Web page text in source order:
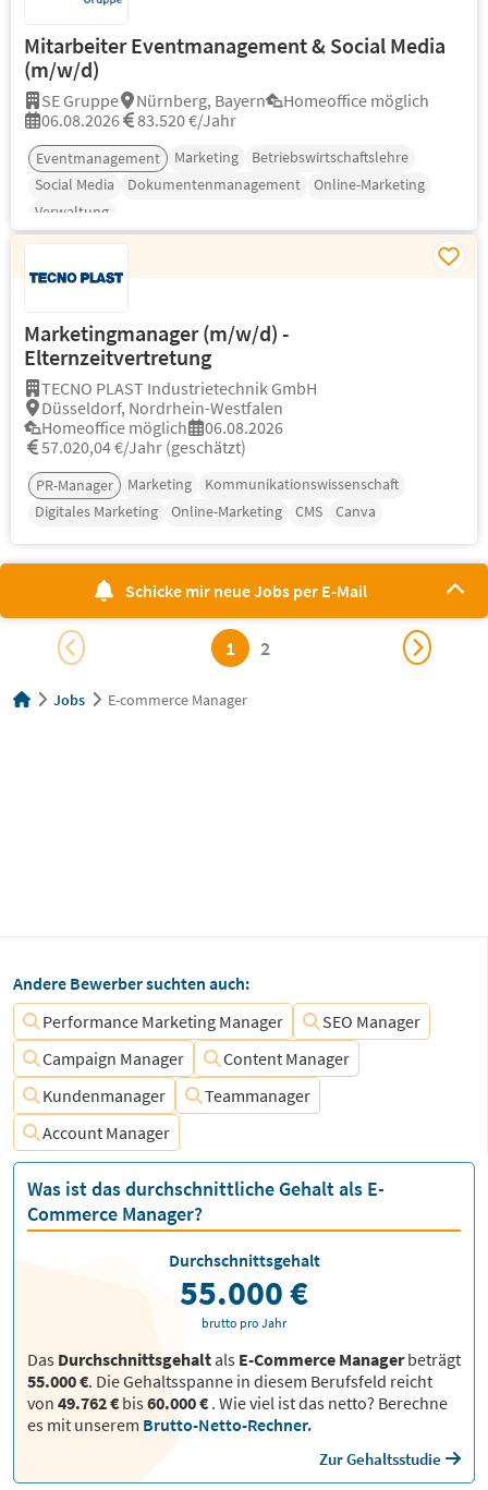
Mitarbeiter Eventmanagement & Social Media
(m/w/d)
SE Gruppe Nürnberg, Bayern
Homeoffice möglich
06.08.2026
83.520 €/Jahr
Eventmanagement Marketing
Betriebswirtschaftslehre
Social Media
Dokumentenmanagement
Online-Marketing
Verwaltung
Marketingmanager (m/w/d) -
Elternzeitvertretung
TECNO PLAST Industrietechnik GmbH
Düsseldorf, Nordrhein-Westfalen
Homeoffice möglich
06.08.2026
57.020,04 €/Jahr (geschätzt)
PR-Manager Marketing
Kommunikationswissenschaft
Digitales Marketing
Online-Marketing CMS Canva
Schicke mir neue Jobs per E-Mail
1 2
Jobs E-commerce Manager
Andere Bewerber suchten auch:
Performance Marketing Manager
SEO Manager
Campaign Manager
Content Manager
Kundenmanager
Teammanager
Account Manager
Was ist das durchschnittliche Gehalt als E-
Commerce Manager?
Das Durchschnittsgehaltals E-Commerce Managerbeträgt
55.000 €. Die Gehaltsspanne in diesem Berufsfeld reicht
von 49.762 € bis60.000 € . Wie viel ist das netto? Berechne
es mit unserem Brutto-Netto-Rechner.
Zur Gehaltsstudie
Durchschnittsgehalt
55.000 €
brutto pro Jahr